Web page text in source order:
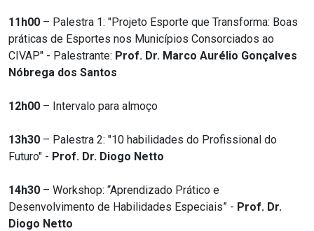
11h00 – Palestra 1: "Projeto Esporte que Transforma: Boas
práticas de Esportes nos Municípios Consorciados ao
CIVAP" - Palestrante: Prof. Dr. Marco Aurélio Gonçalves
Nóbrega dos Santos
12h00 – Intervalo para almoço
13h30 – Palestra 2: "10 habilidades do Profissional do
Futuro" - Prof. Dr. Diogo Netto
14h30 – Workshop: “Aprendizado Prático e
Desenvolvimento de Habilidades Especiais” - Prof. Dr.
Diogo Netto